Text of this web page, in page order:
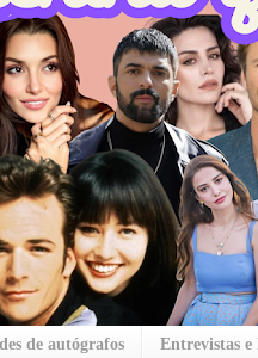
de autógrafos Entrevistas e